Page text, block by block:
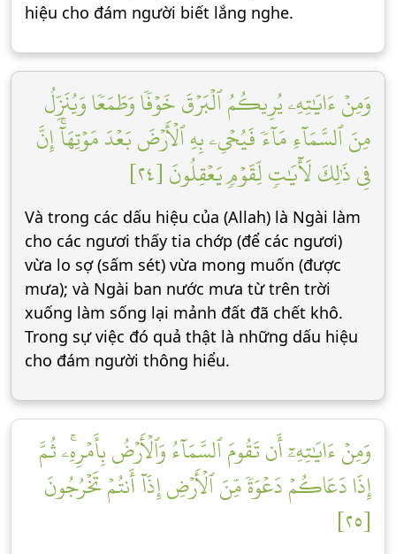
hiệu cho đám người biết lắng nghe.
وَمِنۡ ءَايَٰتِهِۦ يُرِيكُمُ ٱلۡبَرۡقَ خَوۡفٗا وَطَمَعٗا وَيُنَزِّلُ
مِنَ ٱلسَّمَآءِ مَآءٗ فَيُحۡيِۦ بِهِ ٱلۡأَرۡضَ بَعۡدَ مَوۡتِهَآۚ إِنَّ
فِي ذَٰلِكَ لَأٓيَٰتٖ لِّقَوۡمٖ يَعۡقِلُونَ [٢٤]
Và trong các dấu hiệu của (Allah) là Ngài làm
cho các ngươi thấy tia chớp (để các ngươi)
vừa lo sợ (sấm sét) vừa mong muốn (được
mưa); và Ngài ban nước mưa từ trên trời
xuống làm sống lại mảnh đất đã chết khô.
Trong sự việc đó quả thật là những dấu hiệu
cho đám người thông hiểu.
وَمِنۡ ءَايَٰتِهِۦٓ أَن تَقُومَ ٱلسَّمَآءُ وَٱلۡأَرۡضُ بِأَمۡرِهِۦۚ ثُمَّ
إِذَا دَعَاكُمۡ دَعۡوَةٗ مِّنَ ٱلۡأَرۡضِ إِذَآ أَنتُمۡ تَخۡرُجُونَ
[٢٥]